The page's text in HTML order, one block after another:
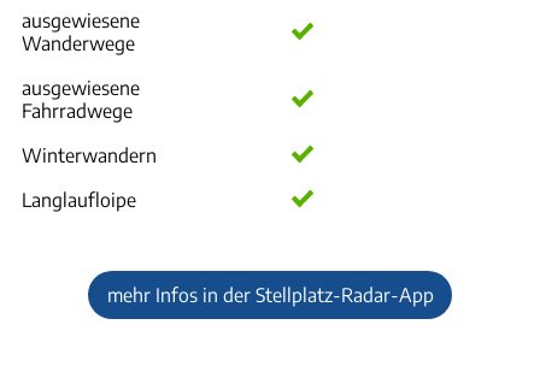
ausgewiesene
Wanderwege
ausgewiesene
Fahrradwege
Winterwandern
Langlaufloipe
mehr Infos in der Stellplatz-Radar-App